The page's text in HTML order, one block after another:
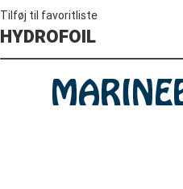
Tilføj til favoritliste
HYDROFOIL